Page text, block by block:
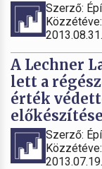
Szerző:
A Lechner
lett a
érték
Szerző: